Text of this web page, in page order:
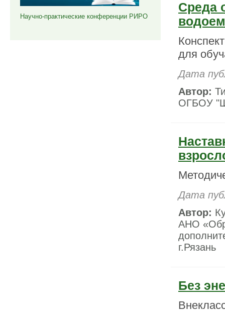
Научно-практические конференции РИРО
Среда
для
Дата
Автор:
ОГБОУ
Дата
Автор:
АНО
г.Рязань
Без